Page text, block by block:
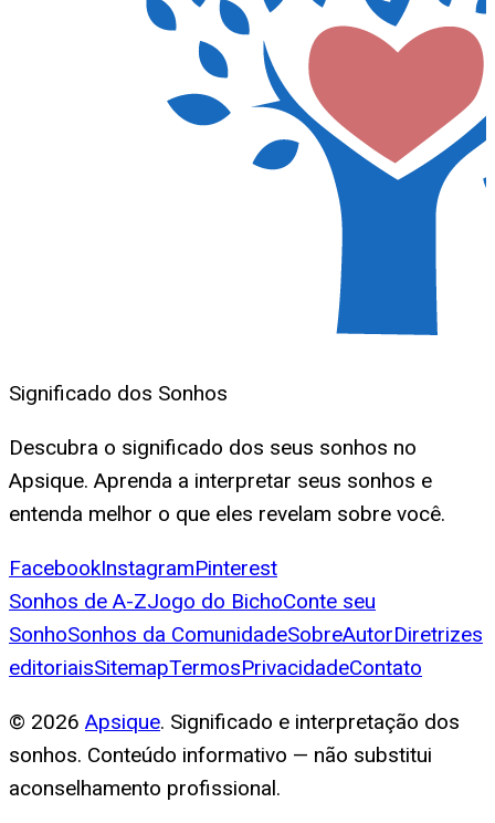
Significado dos Sonhos
Descubra o significado dos seus sonhos no
Apsique. Aprenda a interpretar seus sonhos e
entenda melhor o que eles revelam sobre você.
FacebookInstagramPinterest
Sonhos de A-ZJogo do BichoConte seu
SonhoSonhos da ComunidadeSobreAutorDiretrizes
editoriaisSitemapTermosPrivacidadeContato
© 2026 Apsique. Significado e interpretação dos
sonhos. Conteúdo informativo — não substitui
aconselhamento profissional.